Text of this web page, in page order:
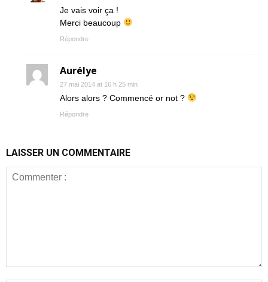
Je vais voir ça !
Merci beaucoup
Répondre
Aurélye
27 mai 2014 at 16 h 25 min
Alors alors ? Commencé or not ?
Répondre
LAISSER UN COMMENTAIRE